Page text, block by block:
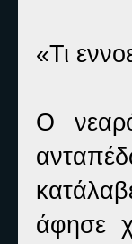
«Τι
Ο
άφησε